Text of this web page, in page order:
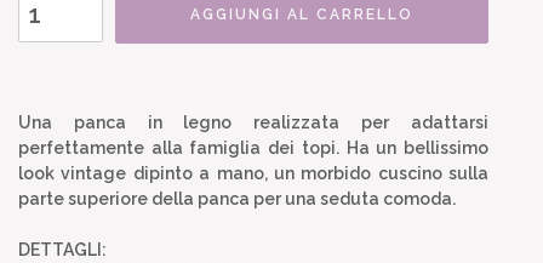
AGGIUNGI AL CARRELLO
Una panca in legno realizzata per adattarsi
perfettamente alla famiglia dei topi. Ha un bellissimo
look vintage dipinto a mano, un morbido cuscino sulla
parte superiore della panca per una seduta comoda.
DETTAGLI: